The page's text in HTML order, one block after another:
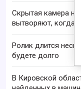
Скрытая камера
вытворяют, когда
Ролик длится
будете долго
В Кировской